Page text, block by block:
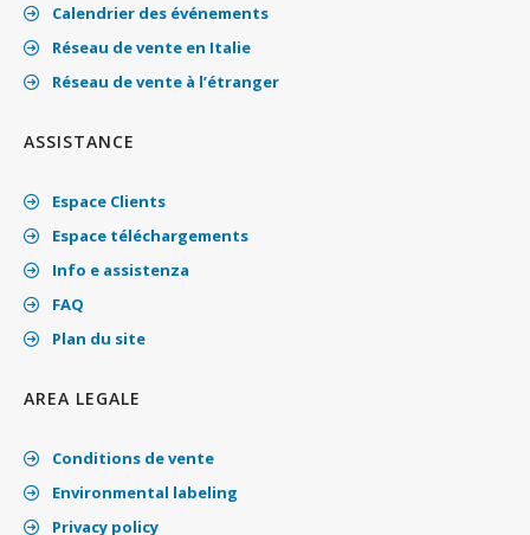
Calendrier des événements
Réseau de vente en Italie
Réseau de vente à l’étranger
ASSISTANCE
Espace Clients
Espace téléchargements
Info e assistenza
FAQ
Plan du site
AREA LEGALE
Conditions de vente
Environmental labeling
Privacy policy